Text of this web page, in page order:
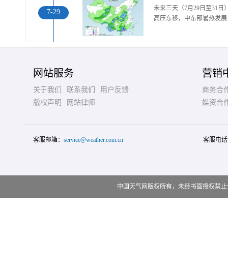
7-29
未来三天（7月29日至31日
高压东移，中东部暑热发
网站服务
关于我们 联系我们
用户反馈
版权声明
网站律师
营销
商务合
媒资合
客服邮箱： service@weather.com.cn 客服电
中国天气网版权所有，未经书面授权